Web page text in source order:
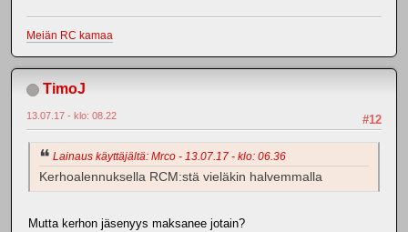
Meiän RC kamaa
TimoJ
#12
13.07.17 - klo: 08.22
Lainaus käyttäjältä: Mrco - 13.07.17 - klo: 06.36
Kerhoalennuksella RCM:stä vieläkin halvemmalla
Mutta kerhon jäsenyys maksanee jotain?